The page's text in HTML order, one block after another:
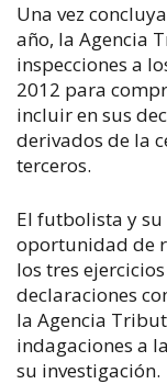
Una vez
año, la Agencia
inspecciones a
2012 para
incluir en sus
derivados de la
terceros.
El futbolista y
oportunidad de
los tres
declaraciones
la Agencia
indagaciones a
su investigación.